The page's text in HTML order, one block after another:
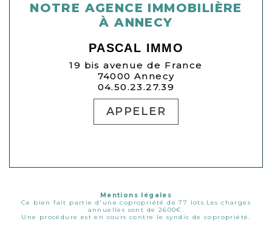
NOTRE AGENCE IMMOBILIÈRE
À ANNECY
PASCAL IMMO
19 bis avenue de France
74000 Annecy
04.50.23.27.39
APPELER
Mentions légales
Ce bien fait partie d'une copropriété de 77 lots.Les charges
annuelles sont de 2600€.
Une procédure est en cours contre le syndic de copropriété.